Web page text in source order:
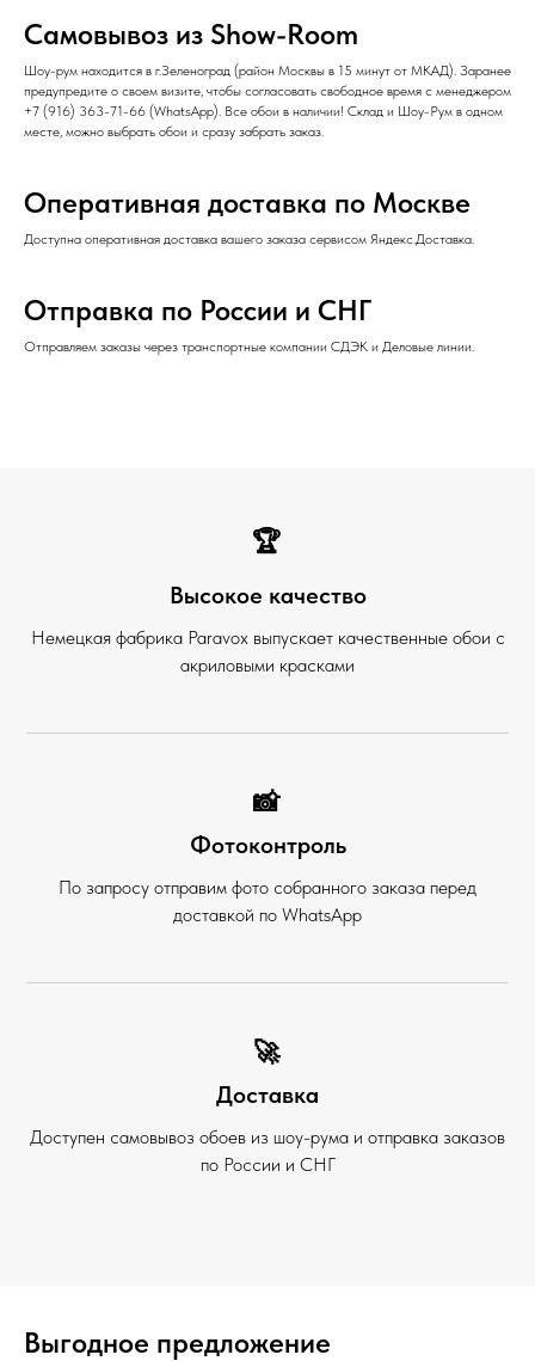
Самовывоз из Show-Room
Шоу-рум находится в г.Зеленоград (район Москвы в 15 минут от МКАД). Заранее
предупредите о своем визите, чтобы согласовать свободное время с менеджером
+7 (916) 363-71-66 (WhatsApp). Все обои в наличии! Склад и Шоу-Рум в одном
месте, можно выбрать обои и сразу забрать заказ.
Оперативная доставка по Москве
Доступна оперативная доставка вашего заказа сервисом Яндекс.Доставка.
Отправка по России и СНГ
Отправляем заказы через транспортные компании СДЭК и Деловые линии.
🏆
Высокое качество
Немецкая фабрика Paravox выпускает качественные обои с
акриловыми красками
📸
Фотоконтроль
По запросу отправим фото собранного заказа перед
доставкой по WhatsApp
🚀
Доставка
Доступен самовывоз обоев из шоу-рума и отправка заказов
по России и СНГ
Выгодное предложение